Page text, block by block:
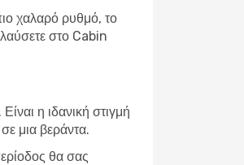
χαλαρό ρυθμό, το
στο Cabin
η ιδανική στιγμή
μια βεράντα.
θα σας